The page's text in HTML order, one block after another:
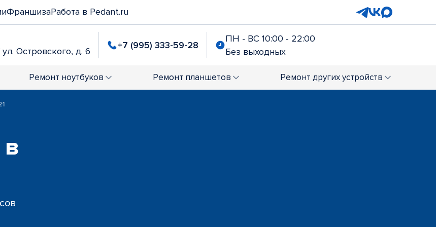
ФраншизаРабота в Pedant.ru
Островского, д. 6
+7 (995) 333-59-28
ПН - ВС 10:00 - 22:00
Без выходных
Ремонт ноутбуков Ремонт планшетов Ремонт других устройств